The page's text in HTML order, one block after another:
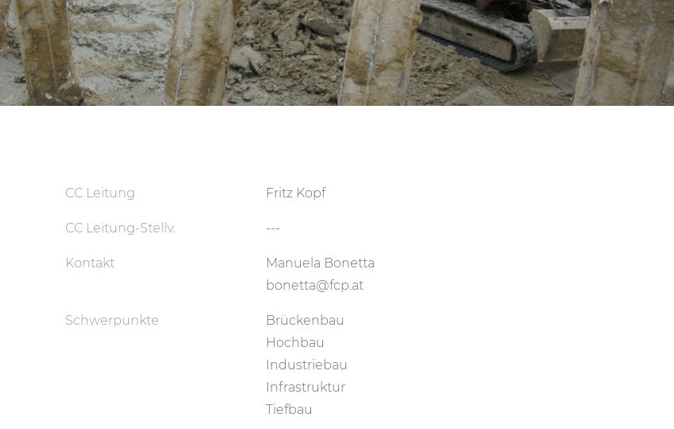
CC Leitung Fritz Kopf
CC Leitung-Stellv. ---
Kontakt
Manuela Bonetta
bonetta@fcp.at
Schwerpunkte
Brückenbau
Hochbau
Industriebau
Infrastruktur
Tiefbau